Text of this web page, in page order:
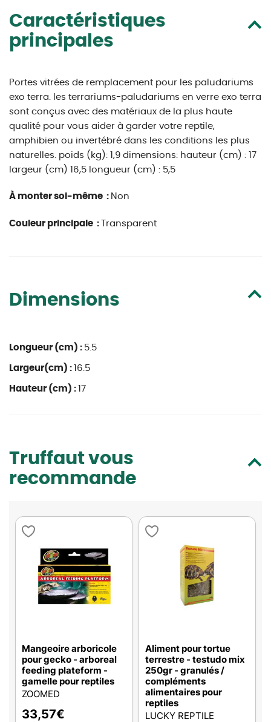
Caractéristiques
principales
Portes vitrées de remplacement pour les paludariums
exo terra. les terrariums-paludariums en verre exo terra
sont conçus avec des matériaux de la plus haute
qualité pour vous aider à garder votre reptile,
amphibien ou invertébré dans les conditions les plus
naturelles. poids (kg): 1,9 dimensions: hauteur (cm) : 17
largeur (cm) 16,5 longueur (cm) : 5,5
À monter soi-même : Non
Couleur principale : Transparent
Dimensions
Longueur (cm) : 5.5
Largeur(cm) : 16.5
Hauteur (cm) : 17
Truffaut vous
recommande
Mangeoire arboricole
pour gecko - arboreal
feeding plateform -
gamelle pour reptiles
ZOOMED
33,57€
Aliment pour tortue
terrestre - testudo mix
250gr - granulés /
compléments
alimentaires pour
reptiles
LUCKY REPTILE